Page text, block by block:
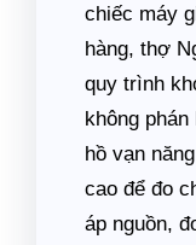
chiếc máy
hàng, thợ
quy trình
không
hồ vạn
cao để đo
áp nguồn,